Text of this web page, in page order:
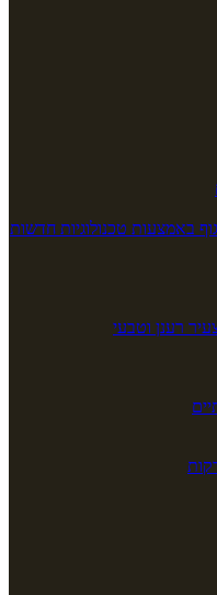
באמצעות טכנולוגיות חדשות
רענן וטבעי